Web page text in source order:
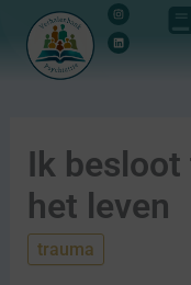
inhoud
naar
Instagram
Linkedin
Ik
het leven
trauma